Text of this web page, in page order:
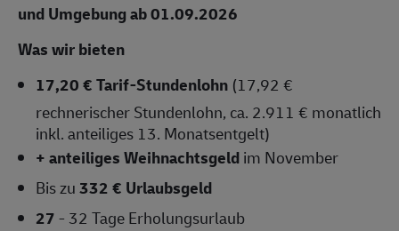
und Umgebung ab 01.09.2026
Was wir bieten
17,20 € Tarif-Stundenlohn (17,92 €
rechnerischer Stundenlohn, ca. 2.911 € monatlich
inkl. anteiliges 13. Monatsentgelt)
+ anteiliges Weihnachtsgeldim November
Bis zu332 € Urlaubsgeld
27- 32 Tage Erholungsurlaub